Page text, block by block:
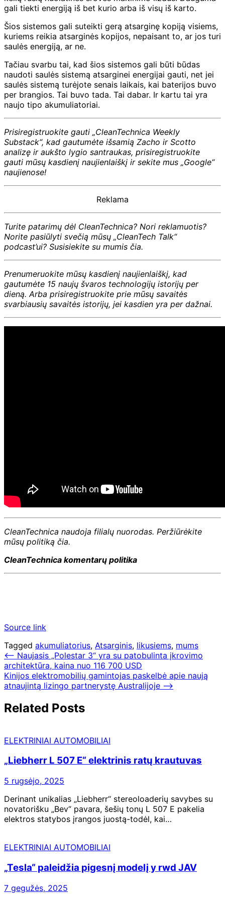
gali tiekti energiją iš bet kurio arba iš visų iš karto.
Šios sistemos gali suteikti gerą atsarginę kopiją visiems,
kuriems reikia atsarginės kopijos, nepaisant to, ar jos turi
saulės energiją, ar ne.
Tačiau svarbu tai, kad šios sistemos gali būti būdas
naudoti saulės sistemą atsarginei energijai gauti, net jei
saulės sistemą turėjote senais laikais, kai baterijos buvo
per brangios. Tai buvo tada. Tai dabar. Ir kartu tai yra
naujo tipo akumuliatoriai.
Prisiregistruokite gauti „CleanTechnica Weekly
Substack“, kad gautumėte išsamią Zacho ir Scotto
analizę ir aukšto lygio santraukas, prisiregistruokite
gauti mūsų kasdienį naujienlaiškį ir sekite mus „Google“
naujienose!
Reklama
Turite patarimų dėl CleanTechnica? Nori reklamuotis?
Norite pasiūlyti svečią mūsų „CleanTech Talk“
podcast’ui? Susisiekite su mumis čia.
Prenumeruokite mūsų kasdienį naujienlaiškį, kad
gautumėte 15 naujų švaros technologijų istorijų per
dieną. Arba prisiregistruokite prie mūsų savaitės
svarbiausių savaitės istorijų, jei kasdien yra per dažnai.
CleanTechnica naudoja filialų nuorodas. Peržiūrėkite
mūsų politiką čia.
CleanTechnica komentarų politika
Source link
Tagged akumuliatorius, Atsarginis, likusiems, mums
Navigacija
tarp
įrašų
⟵ Naujasis „Polestar 3“ yra su patobulinta įkrovimo
architektūra, kaina nuo 116 700 USD
Kinijos elektromobilių gamintojas paskelbė apie naują
atnaujintą lizingo partnerystę Australijoje ⟶
Related Posts
ELEKTRINIAI AUTOMOBILIAI
„Liebherr L 507 E“ elektrinis ratų krautuvas
5 rugsėjo, 2025
Derinant unikalias „Liebherr“ stereoloaderių savybes su
novatorišku „Bev“ pavara, šešių tonų L 507 E pakelia
elektros statybos įrangos juostą-todėl, kai…
ELEKTRINIAI AUTOMOBILIAI
„Tesla“ paleidžia pigesnį modelį y rwd JAV
7 gegužės, 2025